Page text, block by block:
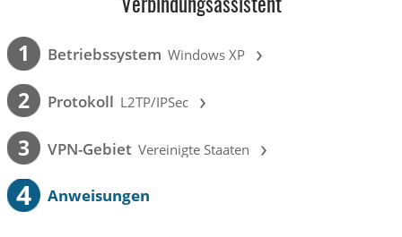
Verbindungsassistent
1 Betriebssystem Windows XP ›
2 Protokoll L2TP/IPSec ›
3 VPN-Gebiet Vereinigte Staaten ›
4 Anweisungen